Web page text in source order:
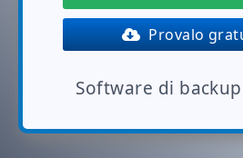
Provalo
Software di